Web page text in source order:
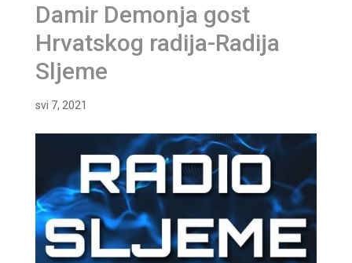
Damir Demonja gost
Hrvatskog radija-Radija
Sljeme
svi 7, 2021